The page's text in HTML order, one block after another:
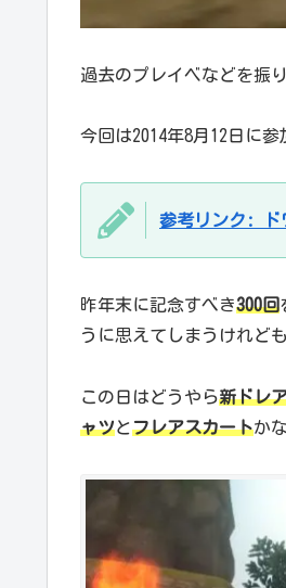
過去のプレイベなどを振
今回は2014年8月12日に参
参考リンク: ド
昨年末に記念すべき300回
うに思えてしまうけれど
この日はどうやら新ドレ
ャツとフレアスカートか